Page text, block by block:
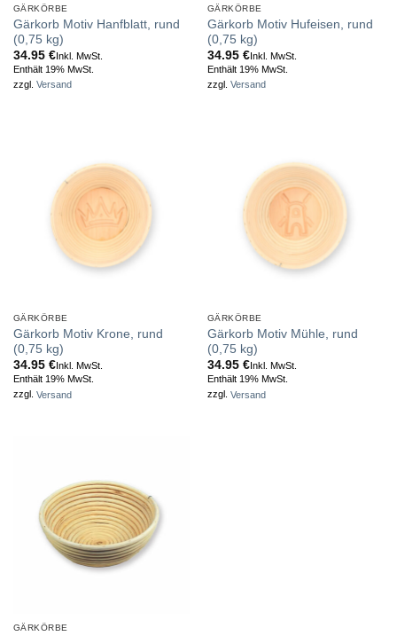
GÄRKÖRBE
Gärkorb Motiv Hanfblatt, rund
(0,75 kg)
34.95 €Inkl. MwSt.
Enthält 19% MwSt.
zzgl. Versand
GÄRKÖRBE
Gärkorb Motiv Hufeisen, rund
(0,75 kg)
34.95 €Inkl. MwSt.
Enthält 19% MwSt.
zzgl. Versand
GÄRKÖRBE
Gärkorb Motiv Krone, rund
(0,75 kg)
34.95 €Inkl. MwSt.
Enthält 19% MwSt.
zzgl. Versand
GÄRKÖRBE
Gärkorb Motiv Mühle, rund
(0,75 kg)
34.95 €Inkl. MwSt.
Enthält 19% MwSt.
zzgl. Versand
GÄRKÖRBE